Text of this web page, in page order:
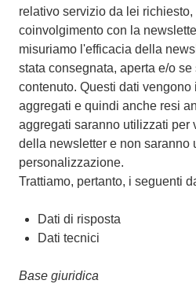
relativo servizio da lei
coinvolgimento con la
misuriamo l'efficacia della
stata consegnata, aperta e/o
contenuto. Questi dati vengono
aggregati e quindi anche resi
aggregati saranno utilizzati per
della newsletter e non saranno
personalizzazione.
Trattiamo, pertanto, i seguenti
Dati di risposta
Dati tecnici
Base giuridica